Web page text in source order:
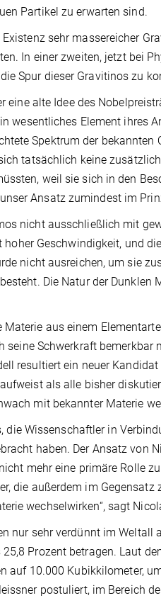
Partikel zu erwarten sind.
sehr massereicher
In einer zweiten, jetzt bei
Spur dieser Gravitinos zu
eine alte Idee des
wesentliches Element ihres
Spektrum der bekannten
tatsächlich keine
weil sie sich in den
Ansatz zumindest im
nicht ausschließlich mit
Geschwindigkeit, und
nicht ausreichen, um sie
Die Natur der Dunklen
aus einem
Schwerkraft bemerkbar
resultiert ein neuer
als alle bisher
mit bekannter Materie
Wissenschaftler in
haben. Der Ansatz von
mehr eine primäre Rolle
die außerdem im
wechselwirken“, sagt
nur sehr verdünnt im Weltall
Prozent betragen. Laut
auf 10.000 Kubikkilometer,
postuliert, im Bereich